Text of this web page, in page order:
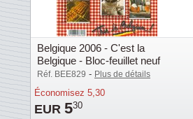
Belgique 2006 - C'est la
Belgique - Bloc-feuillet neuf
Réf. BEE829 - Plus de détails
Économisez 5,30
EUR 530